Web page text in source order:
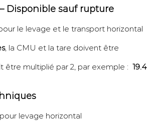
Disponible sauf rupture
le levage et le transport horizontal
, la CMU et la tare doivent être
être multiplié par 2, par exemple : 19.4
levage horizontal